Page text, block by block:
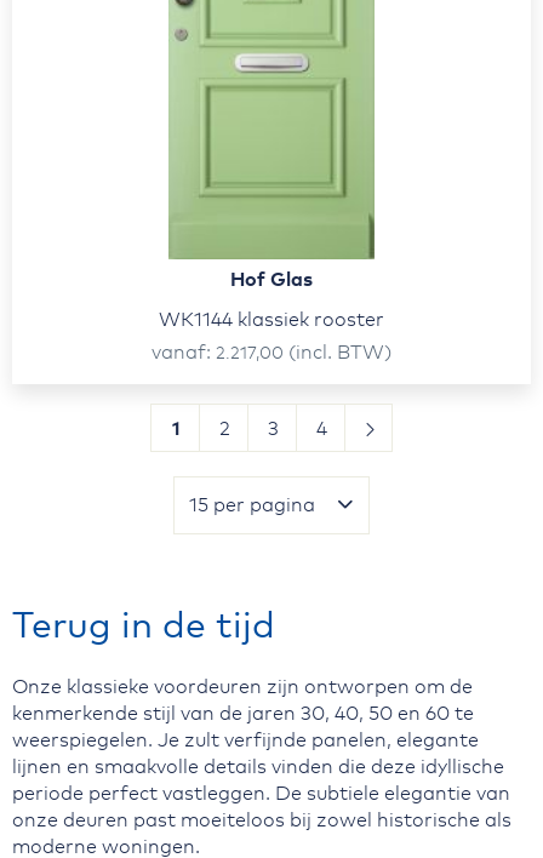
Hof Glas
WK1144 klassiek rooster
vanaf
2.217,00 (incl. BTW)
Je leest momenteel pagina
1 Pagina
2 Pagina
3 Pagina
4
Terug in de tijd
Onze klassieke voordeuren zijn ontworpen om de
kenmerkende stijl van de jaren 30, 40, 50 en 60 te
weerspiegelen. Je zult verfijnde panelen, elegante
lijnen en smaakvolle details vinden die deze idyllische
periode perfect vastleggen. De subtiele elegantie van
onze deuren past moeiteloos bij zowel historische als
moderne woningen.